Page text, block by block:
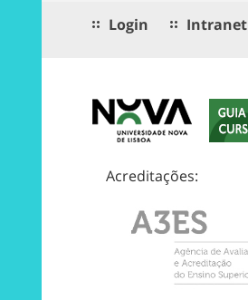
Login Intranet
Acreditações: